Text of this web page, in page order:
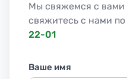
Мы свяжемся с вами
свяжитесь с нами
22-01
Ваше имя